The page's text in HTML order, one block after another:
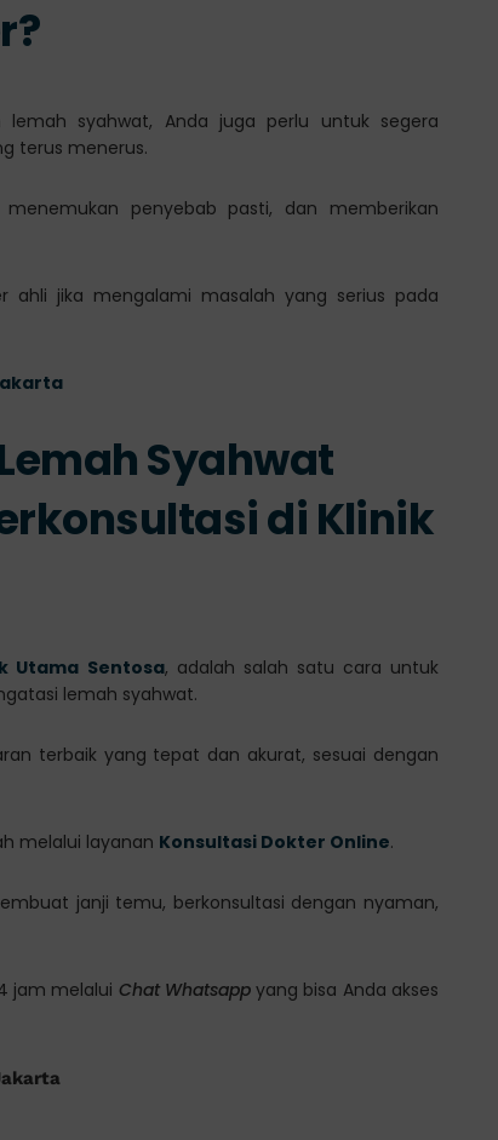
syahwat, Anda juga perlu untuk segera
terus menerus.
penyebab pasti, dan memberikan
ahli jika mengalami masalah yang serius pada
Syahwat
di Klinik
Utama Sentosa, adalah salah satu cara untuk
lemah syahwat.
terbaik yang tepat dan akurat, sesuai dengan
melalui layanan Konsultasi Dokter Online.
janji temu, berkonsultasi dengan nyaman,
jam melalui Chat Whatsappyang bisa Anda akses